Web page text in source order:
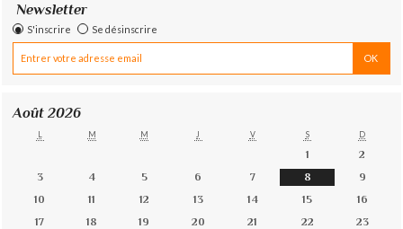
Newsletter
S'inscrire Se désinscrire
Août 2026
L M M J V S D
1
2
3
4 5 6 7 8
9
10
11 12 13 14 15
16
17
18 19 20 21 22
23